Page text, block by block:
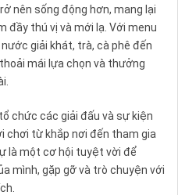
nên sống động hơn, mang lại
đầy thú vị và mới lạ. Với menu
giải khát, trà, cà phê đến
mái lựa chọn và thưởng
chức các giải đấu và sự kiện
chơi từ khắp nơi đến tham gia
là một cơ hội tuyệt vời để
mình, gặp gỡ và trò chuyện với